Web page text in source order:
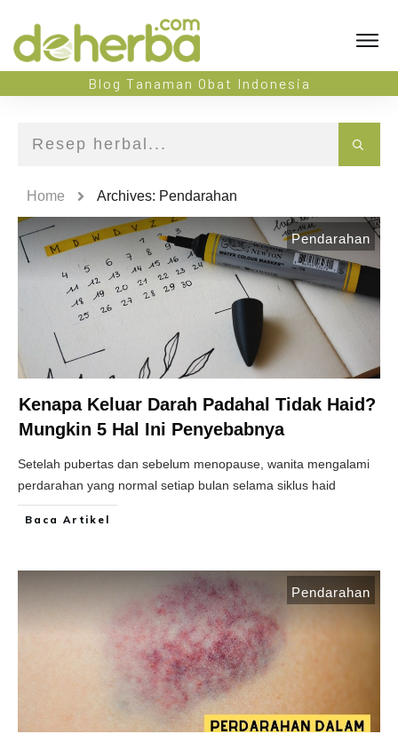
Blog Tanaman Obat Indonesia
Home Archives: Pendarahan
Pendarahan
Kenapa Keluar Darah Padahal Tidak Haid?
Mungkin 5 Hal Ini Penyebabnya
Setelah pubertas dan sebelum menopause, wanita mengalami
perdarahan yang normal setiap bulan selama siklus haid
Baca Artikel
Pendarahan